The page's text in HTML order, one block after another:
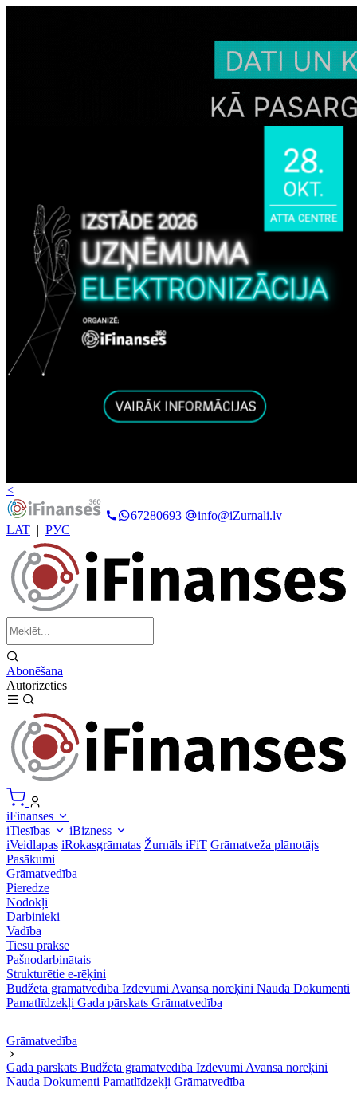
<
67280693
info@iZurnali.lv
LAT | РУС
Abonēšana
Autorizēties
iFinanses
iTiesības
iBizness
iVeidlapas iRokasgrāmatas Žurnāls iFiT Grāmatveža plānotājs
Pasākumi
Grāmatvedība
Pieredze
Nodokļi
Darbinieki
Vadība
Tiesu prakse
Pašnodarbinātais
Strukturētie e-rēķini
Budžeta grāmatvedība Izdevumi Avansa norēķini Nauda Dokumenti
Pamatlīdzekļi Gada pārskats Grāmatvedība
Grāmatvedība
Gada pārskats Budžeta grāmatvedība Izdevumi Avansa norēķini
Nauda Dokumenti Pamatlīdzekļi Grāmatvedība